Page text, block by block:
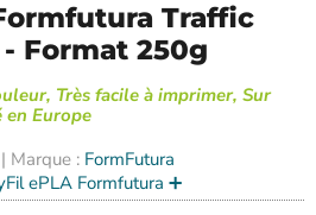
Traffic
Format 250g
Très facile à imprimer, Sur
en Europe
| Marque : FormFutura
ePLA Formfutura ➕